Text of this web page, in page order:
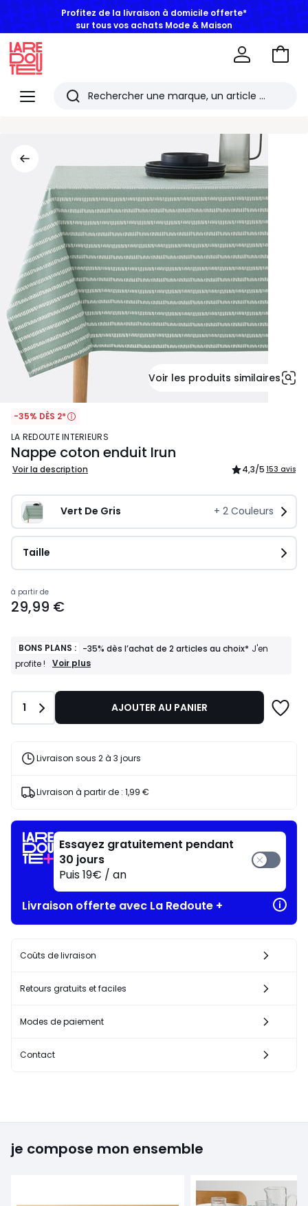
Profitez de la livraison à domicile offerte*
sur tous vos achats Mode & Maison
Menu
Redoute
Rechercher
articles
consultés
Aller
Voir les produits similaires
-35% DÈS 2*
LA REDOUTE INTERIEURS
Nappe coton enduit Irun
Voir la description 4,3/5 153 avis
Vert De Gris + 2 Couleurs
Taille
Prix
à
29,99
€.
à partir de
29,99 €
BONS PLANS : -35% dès l’achat de 2 articles au choix* J'en
profite !
BONS
-35%
l’achat
articles
J'en
Voir plus
Quantité
1 AJOUTER AU PANIER
Livraison sous 2 à 3 jours
Livraison à partir de : 1,99 €
Essayez gratuitement pendant
30 jours
Puis 19€ / an
Livraison offerte avec La Redoute +
Coûts de livraison
Retours gratuits et faciles
Modes de paiement
Contact
je compose mon ensemble